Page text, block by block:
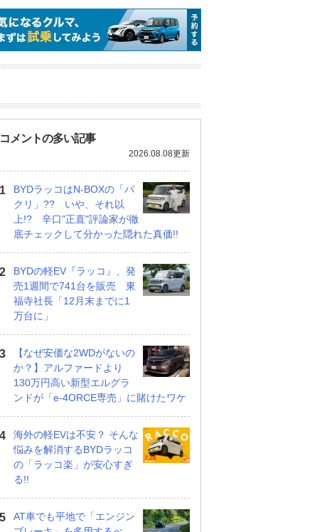
コメントの多い記事
2026.08.08更新
BYDラッコはN-BOXの「パ
クリ」?? いや、それ以
上!? 辛口"正直"評論家が徹
底チェックして分かった隠れた真価!!
BYDの軽EV『ラッコ』、発
売1週間で741台を販売 東
福寺社長「12月末までに1
万台に」
【なぜ安価な2WDがないの
か？】アルファードより
130万円高い新型エルグラ
ンドが「e-4ORCE専売」に賭けたワケ
海外の軽EVは不安？ そんな
悩みを解消するBYDラッコ
の「ラッコ楽」が安心すぎ
る!!
AT車でも平地で「エンジン